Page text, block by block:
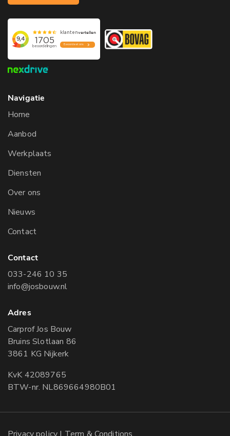
Navigatie
Home
Aanbod
Werkplaats
Diensten
Over ons
Nieuws
Contact
Contact
033-246 10 35
info@josbouw.nl
Adres
Carprof Jos Bouw
Bruins Slotlaan 86
3861 KG Nijkerk
KvK 42089765
BTW-nr. NL869664980B01